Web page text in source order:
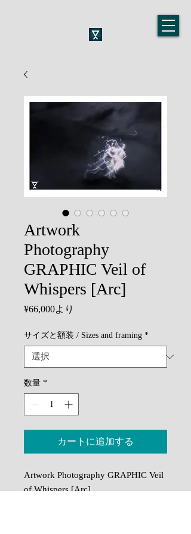
Artwork
Photography
GRAPHIC Veil of
Whispers [Arc]
¥66,000より
ル
価
サイズと額装 / Sizes and framing *
数量 *
カートに追加する
Artwork Photography GRAPHIC Veil
of Whispers [Arc]